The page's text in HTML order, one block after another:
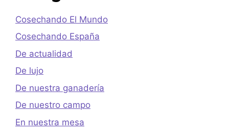
Cosechando El Mundo
Cosechando España
De actualidad
De lujo
De nuestra ganadería
De nuestro campo
En nuestra mesa